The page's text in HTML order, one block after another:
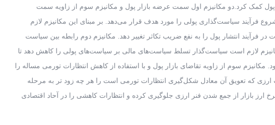
کمک کرد.دو مکانیزم اول سمت عرضه بازار پول و مکانیزم سوم از زاویه سمت
فرآیند سیاست‌گذاری پولی را مورد هدف قرار می‌دهد. بر مبنای این مکانیزم لازم
فرآیند انتشار پول را به نفع ضریب تکاثر تغییر دهد. مکانیزم دوم رابطه بین سیاست
لازم است سیاست‌گذار تسلط سیاست‌های مالی بر سیاست‌های پولی را کاهش دهد تا
سوم از زاویه تقاضای بازار پول و با استفاده از کاهش انتظارات تورمی مساله را
ارزی که تعویق آن معادل شکل‌گیری انتظارات تورمی است را هر چه زود تر به مرحله
ارز بازار از جمع شدن فنر ارزی جلوگیری کرده و انتظارات کاهشی را در آحاد اقتصادی